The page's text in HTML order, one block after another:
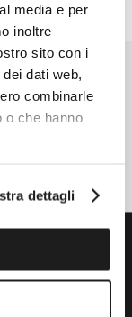
media e per
inoltre
sito con i
dati web,
combinarle
o che hanno
dettagli